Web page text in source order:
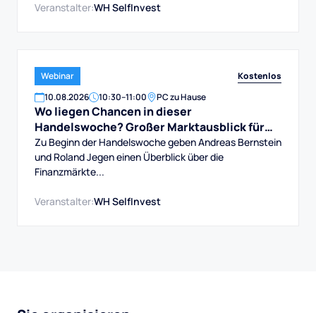
Veranstalter:WH SelfInvest
Webinar
Kostenlos
10.08.2026 10:30–11:00 PC zu Hause
Wo liegen Chancen in dieser
Handelswoche? Großer Marktausblick für
DAX, Dow, Gold und Aktien
Zu Beginn der Handelswoche geben Andreas Bernstein
und Roland Jegen einen Überblick über die
Finanzmärkte...
Veranstalter:WH SelfInvest